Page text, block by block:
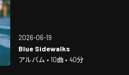
2026-06-19
Blue Sidewalks
アルバム • 10曲 • 40分